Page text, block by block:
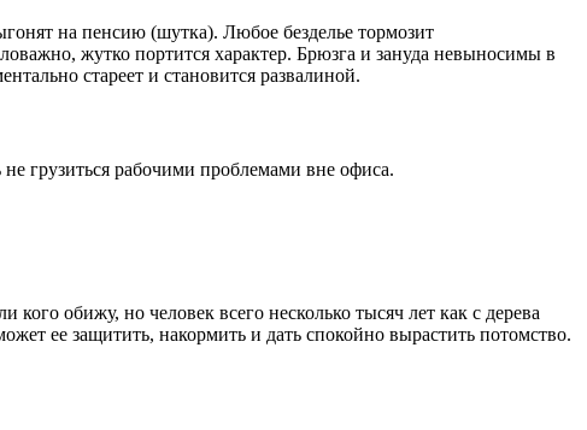
на пенсию (шутка). Любое безделье тормозит
жутко портится характер. Брюзга и зануда невыносимы в
стареет и становится развалиной.
грузиться рабочими проблемами вне офиса.
обижу, но человек всего несколько тысяч лет как с дерева
ее защитить, накормить и дать спокойно вырастить потомство.